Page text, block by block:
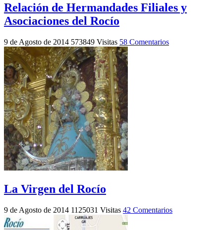
Relación de Hermandades Filiales y
Asociaciones del Rocío
9 de Agosto de 2014 573849 Visitas 58 Comentarios
La Virgen del Rocío
9 de Agosto de 2014 1125031 Visitas 42 Comentarios